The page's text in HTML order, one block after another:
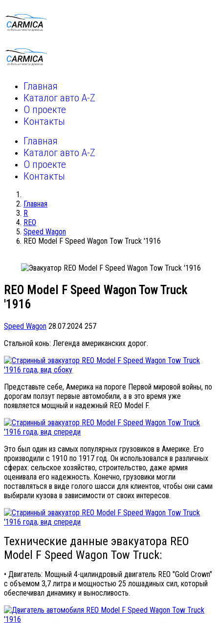
Главная
Каталог авто A-Z
О проекте
Контакты
Главная
Каталог авто A-Z
О проекте
Контакты
Главная
R
REO
Speed Wagon
REO Model F Speed Wagon Tow Truck '1916
REO Model F Speed Wagon Tow Truck
'1916
Speed Wagon 28.07.2024 257
Стальной конь: Легенда американских дорог.
Представьте себе, Америка на пороге Первой мировой войны, по
дорогам ползут первые автомобили, а в это время уже
появляется мощный и надежный REO Model F.
Это был один из самых популярных грузовиков в Америке. Его
производили с 1910 по 1917 год. Он использовался в различных
сферах: сельское хозяйство, строительство, даже армия
оценивала его надежность. Конечно, грузовики могли
поставляться в виде голого шасси для клиентов, чтобы они сами
выбирали кузова в зависимости от своих интересов.
Технические данные эвакуатора REO
Model F Speed Wagon Tow Truck:
• Двигатель: Мощный 4-цилиндровый двигатель REO "Gold Crown"
с объемом 3,7 литра и мощностью 25 лошадиных сил, который
обеспечивал динамику и выносливость.